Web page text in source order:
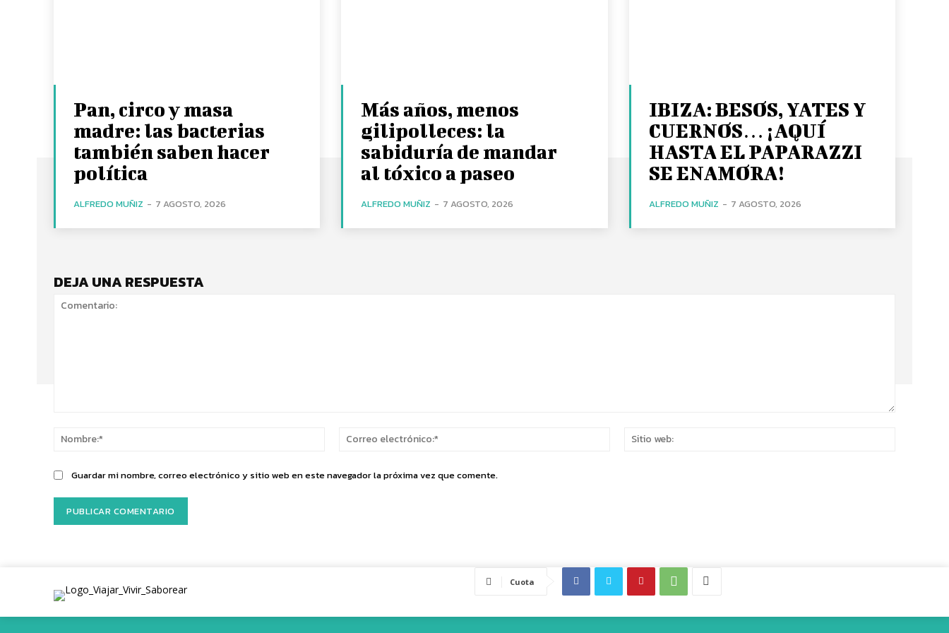
Pan, circo y masa
madre: las bacterias
también saben hacer
política
ALFREDO MUÑIZ - 7 AGOSTO, 2026
Más años, menos
gilipolleces: la
sabiduría de mandar
al tóxico a paseo
ALFREDO MUÑIZ - 7 AGOSTO, 2026
IBIZA: BESOS, YATES Y
CUERNOS… ¡AQUÍ
HASTA EL PAPARAZZI
SE ENAMORA!
ALFREDO MUÑIZ - 7 AGOSTO, 2026
DEJA UNA RESPUESTA
Nombre:*
Correo
Guardar mi nombre, correo electrónico y sitio web en este navegador la próxima vez que comente.
Cuota